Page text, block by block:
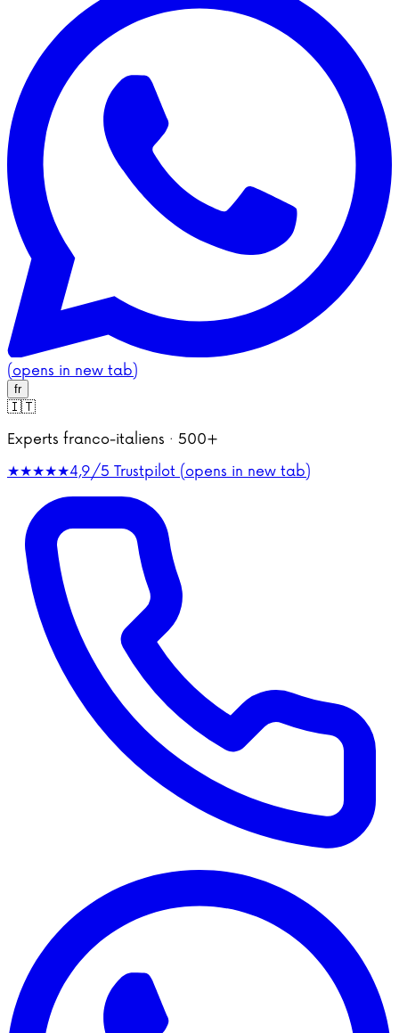
(opens in new tab)
fr
🇮🇹
Experts franco-italiens · 500+
★★★★★4,9/5 Trustpilot (opens in new tab)